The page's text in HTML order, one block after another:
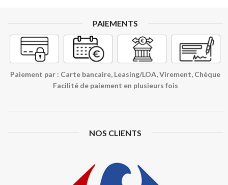
PAIEMENTS
Paiement par : Carte bancaire, Leasing/LOA, Virement, Chèque
Facilité de paiement en plusieurs fois
NOS CLIENTS